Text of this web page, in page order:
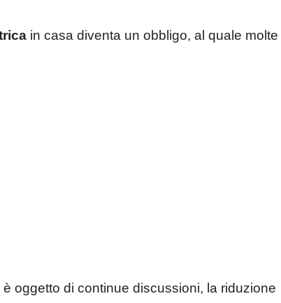
in casa diventa un obbligo, al quale molte
oggetto di continue discussioni, la riduzione